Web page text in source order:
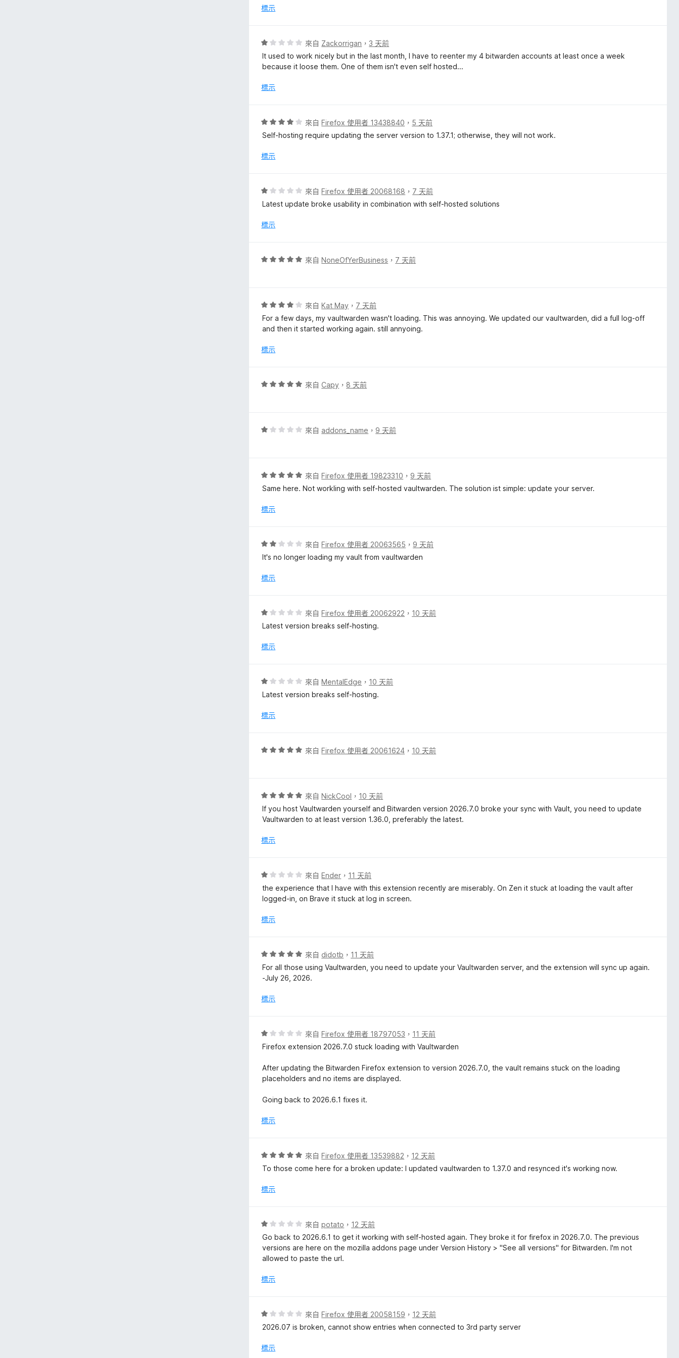
滿
分
標示
評
價
1
，
5
分
來自 Zackorrigan ，3 天前
It used to work nicely but in the last month, I have to reenter my 4 bitwarden accounts at least once a week
because it loose them. One of them isn't even self hosted...
標示
評
價
分
分
5
分
來自Firefox 使用者 13438840 ， 5 天前
Self-hosting require updating the server version to 1.37.1; otherwise, they will not work.
標示
評
價
分
分
5
來自Firefox 使用者 20068168 ， 7 天前
Latest update broke usability in combination with self-hosted solutions
標示
評
，
分
5
分
來自NoneOfYerBusiness ， 7 天前
評
價
4
，
5
分
來自Kat May ， 7 天前
For a few days, my vaultwarden wasn't loading. This was annoying. We updated our vaultwarden, did a full log-off
and then it started working again. still annyoing.
標示
評
，
來自 Capy ， 8 天前
評
，
分
5
分
來自 addons_name ， 9 天前
評
價
分
分
5
分
來自Firefox 使用者 19823310 ， 9 天前
Same here. Not workling with self-hosted vaultwarden. The solution ist simple: update your server.
標示
評
價
分
分
5
分
來自Firefox 使用者 20063565 ， 9 天前
It's no longer loading my vault from vaultwarden
標示
評
價
分
分
5
分
來自Firefox 使用者 20062922 ， 10 天前
Latest version breaks self-hosting.
標示
評
價
分
分
5
來自MentalEdge ， 10 天前
Latest version breaks self-hosting.
標示
評
，
分
5
分
來自Firefox 使用者 20061624 ， 10 天前
評
價
5
，
5
分
來自NickCool ， 10 天前
If you host Vaultwarden yourself and Bitwarden version 2026.7.0 broke your sync with Vault, you need to update
Vaultwarden to at least version 1.36.0, preferably the latest.
標示
評
價
1
，
5
分
來自Ender ， 11 天前
the experience that I have with this extension recently are miserably. On Zen it stuck at loading the vault after
logged-in, on Brave it stuck at log in screen.
標示
評
價
，
5
分
來自 didotb ， 11 天前
For all those using Vaultwarden, you need to update your Vaultwarden server, and the extension will sync up again.
-July 26, 2026.
標示
評
價
分
，
分
分
來自Firefox 使用者 18797053 ， 11 天前
Firefox extension 2026.7.0 stuck loading with Vaultwarden
After updating the Bitwarden Firefox extension to version 2026.7.0, the vault remains stuck on the loading
placeholders and no items are displayed.
Going back to 2026.6.1 fixes it.
標示
評
價
分
分
5
分
來自Firefox 使用者 13539882 ， 12 天前
To those come here for a broken update: I updated vaultwarden to 1.37.0 and resynced it's working now.
標示
評
價
1
分
滿
分
來自potato ， 12 天前
Go back to 2026.6.1 to get it working with self-hosted again. They broke it for firefox in 2026.7.0. The previous
versions are here on the mozilla addons page under Version History > "See all versions" for Bitwarden. I'm not
allowed to paste the url.
標示
評
價
分
來自Firefox 使用者 20058159 ， 12 天前
2026.07 is broken, cannot show entries when connected to 3rd party server
標示